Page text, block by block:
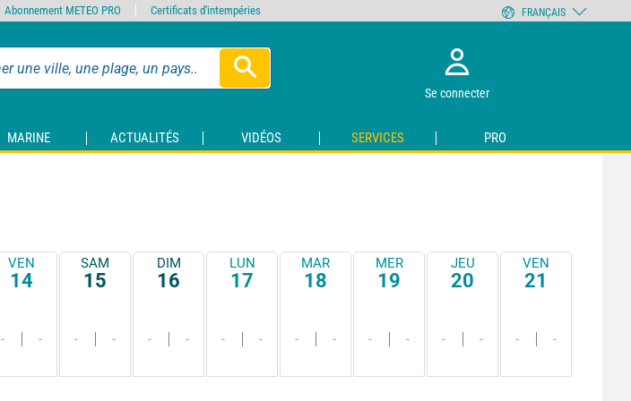
Se connecter
MARINE ACTUALITÉS VIDÉOS SERVICES PRO
VEN
14
- -
SAM
15
- -
DIM
16
- -
LUN
17
- -
MAR
18
- -
MER
19
- -
JEU
20
- -
VEN
21
- -
Abonnement METEO PRO Certificats d'intempéries FRANÇAIS